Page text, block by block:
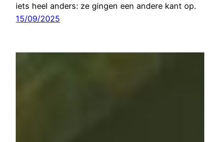
iets heel anders: ze gingen een andere kant op.
15/09/2025